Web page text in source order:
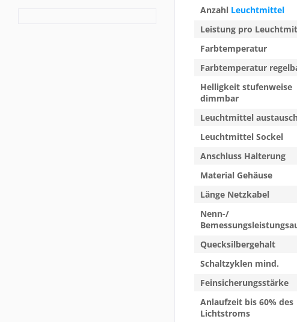
Anzahl Leuchtmittel
Leistung pro
Farbtemperatur
Farbtemperatur
Helligkeit stufenweise
dimmbar
Leuchtmittel
Leuchtmittel Sockel
Anschluss Halterung
Material Gehäuse
Länge Netzkabel
Nenn-/
Quecksilbergehalt
Schaltzyklen mind.
Feinsicherungsstärke
Anlaufzeit bis 60% des
Lichtstroms